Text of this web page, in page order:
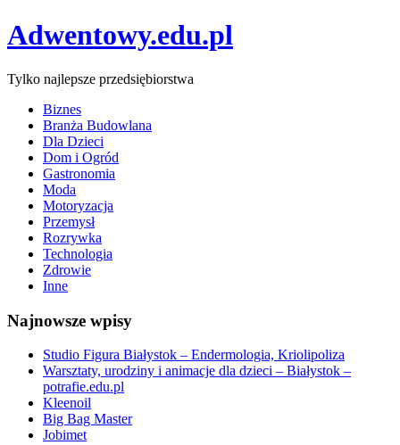
Adwentowy.edu.pl
Tylko najlepsze przedsiębiorstwa
Biznes
Branża Budowlana
Dla Dzieci
Dom i Ogród
Gastronomia
Moda
Motoryzacja
Przemysł
Rozrywka
Technologia
Zdrowie
Inne
Najnowsze wpisy
Studio Figura Białystok – Endermologia, Kriolipoliza
Warsztaty, urodziny i animacje dla dzieci – Białystok –
potrafie.edu.pl
Kleenoil
Big Bag Master
Jobimet